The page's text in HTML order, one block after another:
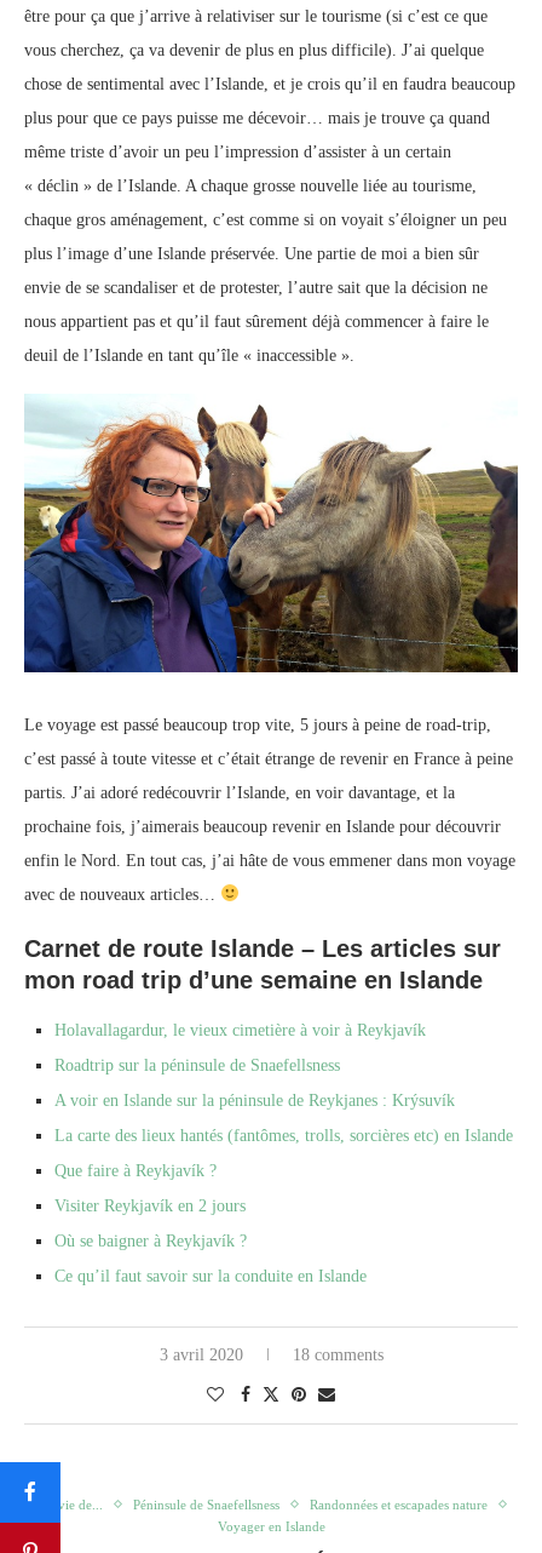
être pour ça que j’arrive à relativiser sur le tourisme (si c’est ce que
vous cherchez, ça va devenir de plus en plus difficile). J’ai quelque
chose de sentimental avec l’Islande, et je crois qu’il en faudra beaucoup
plus pour que ce pays puisse me décevoir… mais je trouve ça quand
même triste d’avoir un peu l’impression d’assister à un certain
« déclin » de l’Islande. A chaque grosse nouvelle liée au tourisme,
chaque gros aménagement, c’est comme si on voyait s’éloigner un peu
plus l’image d’une Islande préservée. Une partie de moi a bien sûr
envie de se scandaliser et de protester, l’autre sait que la décision ne
nous appartient pas et qu’il faut sûrement déjà commencer à faire le
deuil de l’Islande en tant qu’île « inaccessible ».
Le voyage est passé beaucoup trop vite, 5 jours à peine de road-trip,
c’est passé à toute vitesse et c’était étrange de revenir en France à peine
partis. J’ai adoré redécouvrir l’Islande, en voir davantage, et la
prochaine fois, j’aimerais beaucoup revenir en Islande pour découvrir
enfin le Nord. En tout cas, j’ai hâte de vous emmener dans mon voyage
avec de nouveaux articles…
Carnet de route Islande – Les articles sur
mon road trip d’une semaine en Islande
Holavallagardur, le vieux cimetière à voir à Reykjavík
Roadtrip sur la péninsule de Snaefellsness
A voir en Islande sur la péninsule de Reykjanes : Krýsuvík
La carte des lieux hantés (fantômes, trolls, sorcières etc) en Islande
Que faire à Reykjavík ?
Visiter Reykjavík en 2 jours
Où se baigner à Reykjavík ?
Ce qu’il faut savoir sur la conduite en Islande
3 avril 2020 18 comments
J'ai envie de... Péninsule de Snaefellsness
Randonnées et escapades nature
Voyager en Islande